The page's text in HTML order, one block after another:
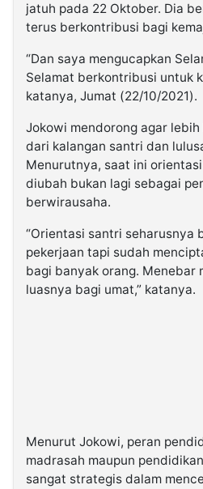
jatuh pada 22 Oktober. Dia
terus berkontribusi bagi
“Dan saya mengucapkan
Selamat berkontribusi untuk
katanya, Jumat (22/10/2021).
Jokowi mendorong agar
dari kalangan santri dan
Menurutnya, saat ini
diubah bukan lagi sebagai
berwirausaha.
“Orientasi santri seharusnya
pekerjaan tapi sudah
bagi banyak orang. Menebar
luasnya bagi umat,” katanya.
Menurut Jokowi, peran
madrasah maupun
sangat strategis dalam